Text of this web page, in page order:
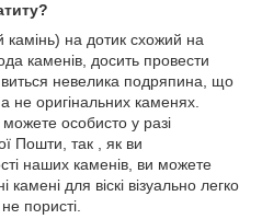
камінь) на дотик схожий на
каменів, досить провести
невелика подряпина, що
не оригінальних каменях.
особисто у разі
Пошти, так , як ви
наших каменів, ви можете
для віскі візуально легко
пористі.